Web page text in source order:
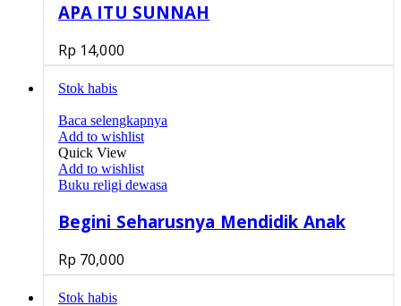
APA ITU SUNNAH
Rp 14,000
Stok habis
Baca selengkapnya
Add to wishlist
Quick View
Add to wishlist
Buku religi dewasa
Begini Seharusnya Mendidik Anak
Rp 70,000
Stok habis